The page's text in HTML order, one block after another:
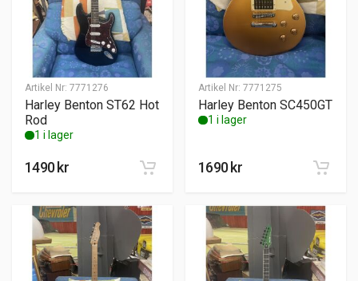
Artikel Nr: 7771276
Harley Benton ST62 Hot
Rod
1 i lager
1490 kr
Artikel Nr: 7771275
Harley Benton SC450GT
1 i lager
1690 kr